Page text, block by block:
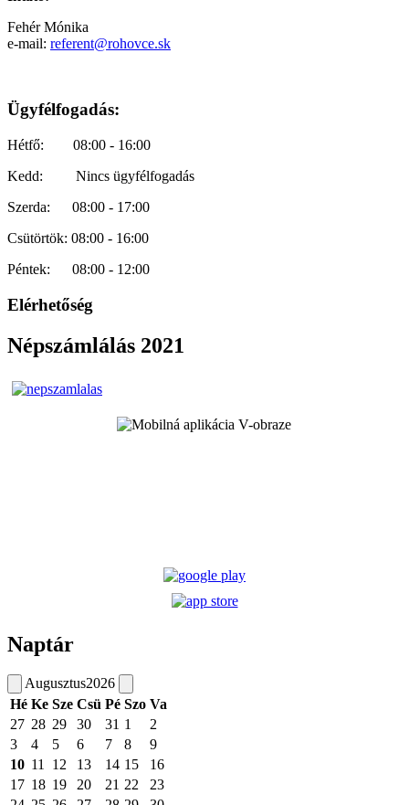
Fehér Mónika
e-mail: referent@rohovce.sk
Ügyfélfogadás:
Hétfő: 08:00 - 16:00
Kedd: Nincs ügyfélfogadás
Szerda: 08:00 - 17:00
Csütörtök: 08:00 - 16:00
Péntek: 08:00 - 12:00
Elérhetőség
Népszámlálás 2021
Naptár
Augusztus2026
Hé Ke Sze Csü Pé Szo Va
27 28 29 30 31 1
2
3
4 5 6 7 8
9
10 11 12 13 14 15
16
17 18 19 20 21 22
23